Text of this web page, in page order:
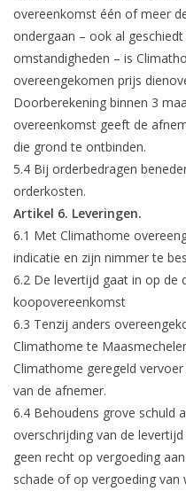
overeenkomst één of meer
ondergaan – ook al
omstandigheden – is
overeengekomen prijs
Doorberekening binnen 3
overeenkomst geeft de
die grond te ontbinden.
5.4 Bij orderbedragen
orderkosten.
Artikel 6. Leveringen.
6.1 Met Climathome
indicatie en zijn nimmer te
6.2 De levertijd gaat in op de
koopovereenkomst
6.3 Tenzij anders
Climathome te
Climathome geregeld
van de afnemer.
6.4 Behoudens grove schuld
overschrijding van de
geen recht op vergoeding
schade of op vergoeding